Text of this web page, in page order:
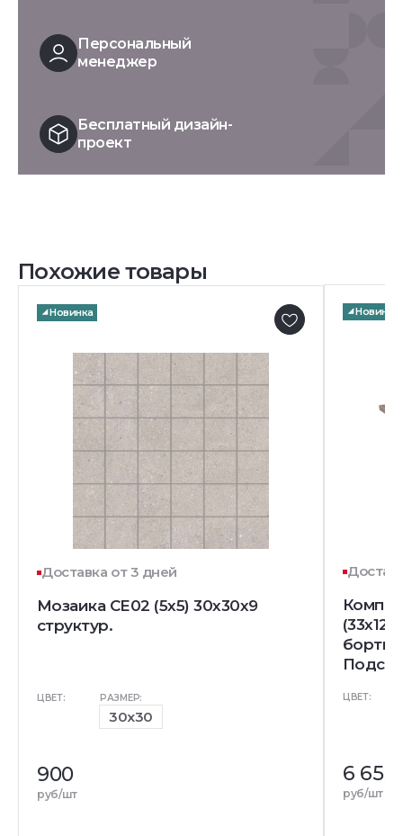
Персональный
менеджер
Бесплатный дизайн-
проект
Похожие товары
Новинка
Доставка от 3 дней
Мозаика CE02 (5x5) 30x30x9
структур.
ЦВЕТ: РАЗМЕР:
30x30
900
руб/шт
Новинка
ЦВЕТ:
6 655
руб/шт